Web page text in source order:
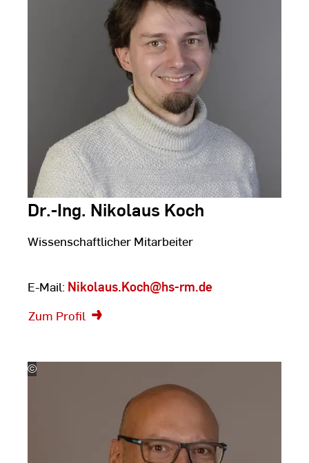
Dr.-Ing. Nikolaus Koch
Wissenschaftlicher Mitarbeiter
E-Mail: Nikolaus.Koch@hs-rm.de
Zum Profil
©
Silke